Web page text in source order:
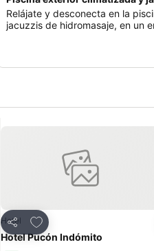
Relájate y desconecta en la
jacuzzis de hidromasaje, en un
Compartir
Agregar a favoritos
Hotel
Hotel Pucón Indómito